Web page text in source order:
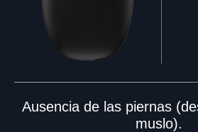
Ausencia de las piernas
muslo).